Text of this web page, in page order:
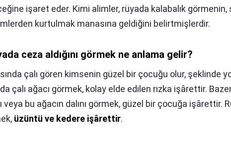
işaret eder. Kimi alimler, rüyada kalabalık görmenin,
kurtulmak manasına geldiğini belirtmişlerdir.
ceza aldığını görmek ne anlama gelir?
çalı gören kimsenin güzel bir çocuğu olur, şeklinde
çalı ağacı görmek, kolay elde edilen rızka işârettir.
veya bu ağacın dalını görmek, güzel bir çocuğa işârettir.
üzüntü ve kedere işârettir.